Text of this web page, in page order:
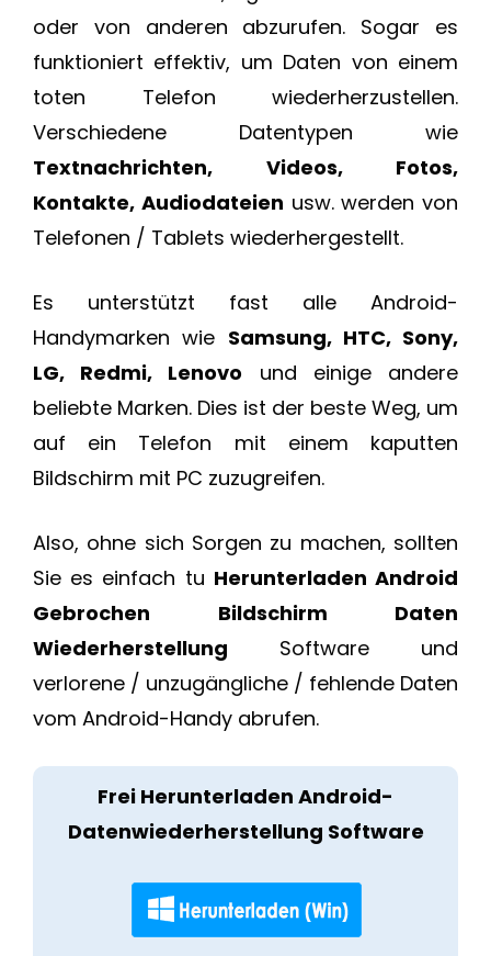
oder von anderen abzurufen. Sogar es
funktioniert effektiv, um Daten von einem
toten Telefon wiederherzustellen.
Verschiedene Datentypen wie
Textnachrichten, Videos, Fotos,
Kontakte, Audiodateien usw. werden von
Telefonen / Tablets wiederhergestellt.
Es unterstützt fast alle Android-
Handymarken wie Samsung, HTC, Sony,
LG, Redmi, Lenovo und einige andere
beliebte Marken. Dies ist der beste Weg, um
auf ein Telefon mit einem kaputten
Bildschirm mit PC zuzugreifen.
Also, ohne sich Sorgen zu machen, sollten
Sie es einfach tu Herunterladen Android
Gebrochen Bildschirm Daten
Wiederherstellung Software und
verlorene / unzugängliche / fehlende Daten
vom Android-Handy abrufen.
Frei Herunterladen Android-
Datenwiederherstellung Software